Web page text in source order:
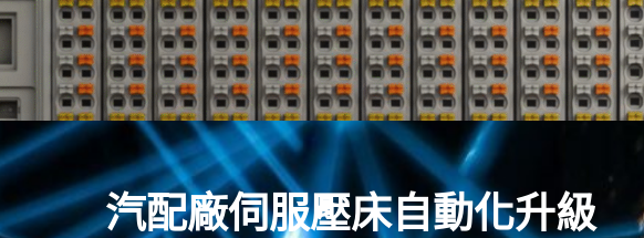
汽配廠伺服壓床自動化升級